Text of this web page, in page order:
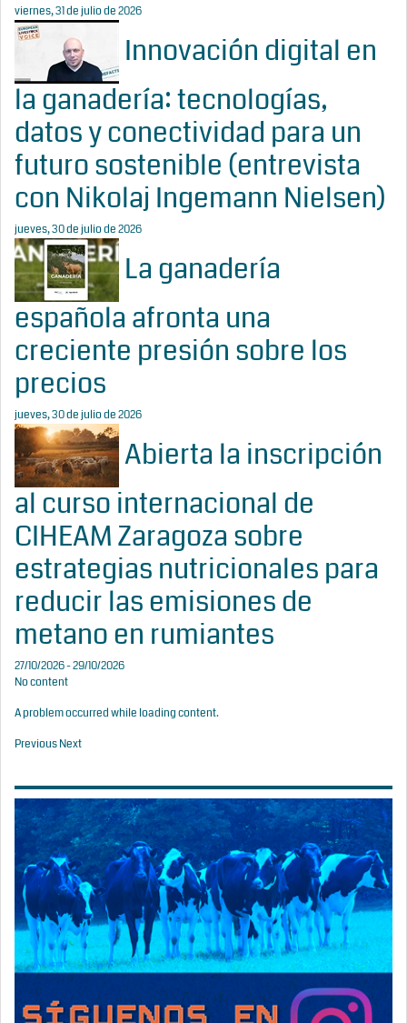
viernes, 31 de julio de 2026
Innovación digital en
la ganadería: tecnologías,
datos y conectividad para un
futuro sostenible (entrevista
con Nikolaj Ingemann Nielsen)
jueves, 30 de julio de 2026
La ganadería
española afronta una
creciente presión sobre los
precios
jueves, 30 de julio de 2026
Abierta la inscripción
al curso internacional de
CIHEAM Zaragoza sobre
estrategias nutricionales para
reducir las emisiones de
metano en rumiantes
27/10/2026 - 29/10/2026
No content
A problem occurred while loading content.
PreviousNext